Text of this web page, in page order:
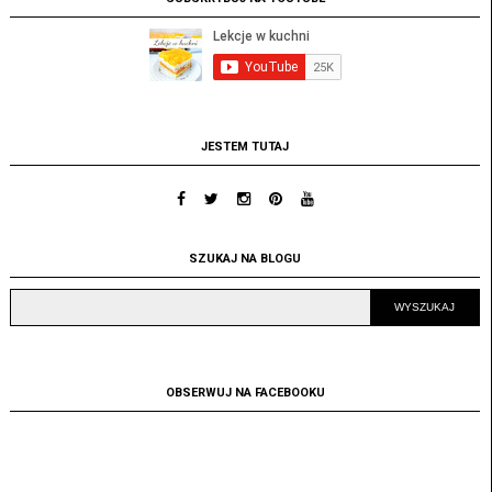
JESTEM TUTAJ
SZUKAJ NA BLOGU
OBSERWUJ NA FACEBOOKU